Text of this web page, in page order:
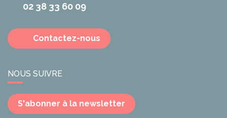
02 38 33 60 09
Contactez-nous
NOUS SUIVRE
S'abonner à la newsletter